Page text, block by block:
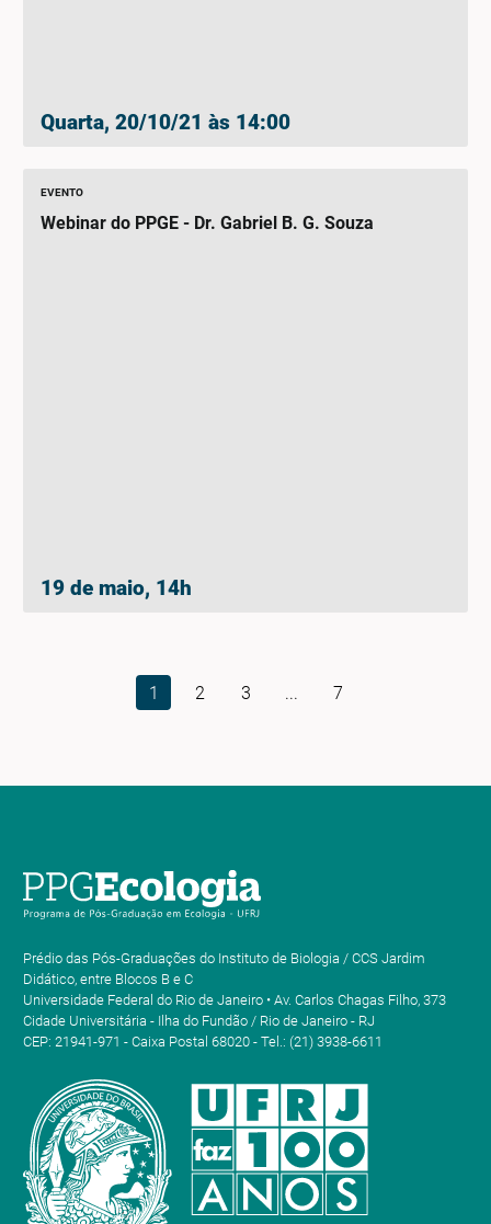
Quarta, 20/10/21 às 14:00
EVENTO
Webinar do PPGE - Dr. Gabriel B. G. Souza
19 de maio, 14h
1 2 3 ... 7
Prédio das Pós-Graduações do Instituto de Biologia / CCS Jardim
Didático, entre Blocos B e C
Universidade Federal do Rio de Janeiro • Av. Carlos Chagas Filho, 373
Cidade Universitária - Ilha do Fundão / Rio de Janeiro - RJ
CEP: 21941-971 - Caixa Postal 68020 - Tel.: (21) 3938-6611